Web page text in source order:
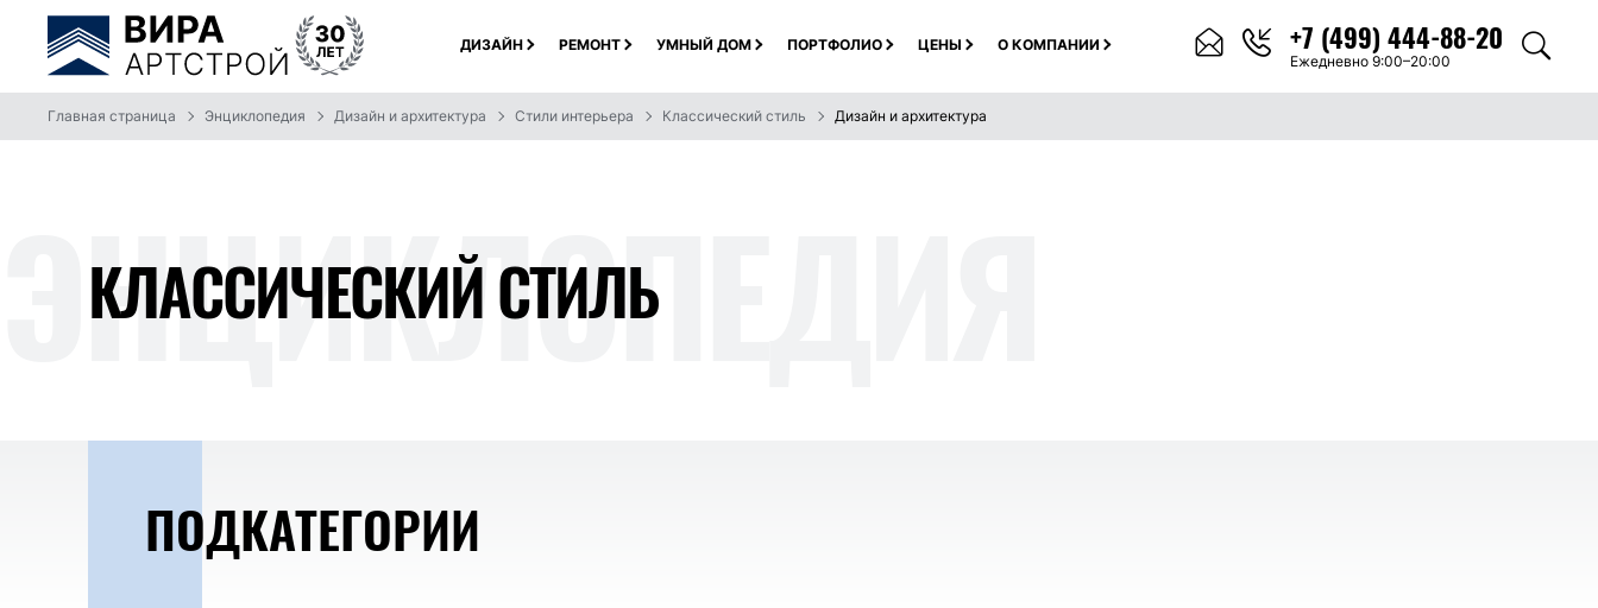
ДИЗАЙН РЕМОНТ УМНЫЙ ДОМ ПОРТФОЛИО ЦЕНЫ О КОМПАНИИ +7 (499) 444-88-20
Ежедневно 9:00–20:00
Главная страница Энциклопедия Дизайн и архитектура Стили интерьера Классический стиль Дизайн и архитектура
ЭНЦИКЛОП
КЛАССИЧЕСКИЙ СТИЛЬ
ПОДКАТЕГОРИИ